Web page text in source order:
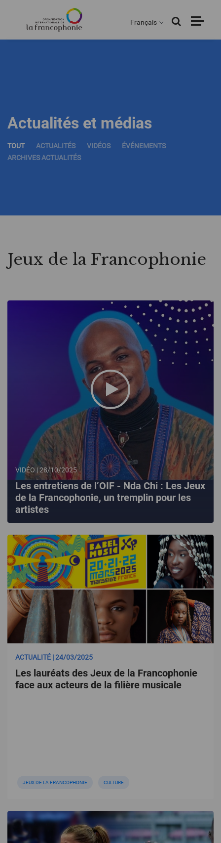
principal
Français
Actualités et médias
TOUT ACTUALITÉS VIDÉOS
ÉVÉNEMENTS
ARCHIVES ACTUALITÉS
Jeux de la Francophonie
VIDÉO | 28/10/2025
Les entretiens de l’OIF - Nda Chi : Les Jeux
de la Francophonie, un tremplin pour les
artistes
ACTUALITÉ | 24/03/2025
Les lauréats des Jeux de la Francophonie
face aux acteurs de la filière musicale
JEUX DE LA FRANCOPHONIE CULTURE